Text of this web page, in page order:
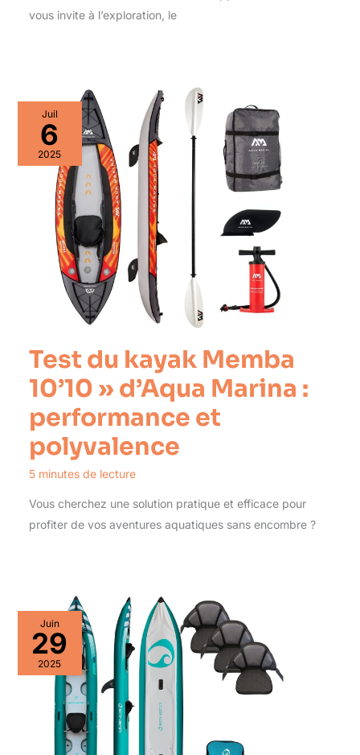
vous invite à l’exploration, le
Juil
6
2025
Test du kayak Memba
10’10 » d’Aqua Marina :
performance et
polyvalence
5 minutes de lecture
Vous cherchez une solution pratique et efficace pour
profiter de vos aventures aquatiques sans encombre ?
Juin
29
2025